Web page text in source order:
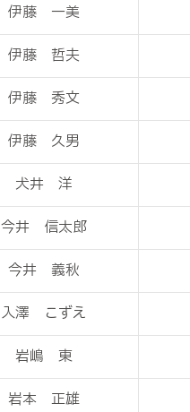
伊藤 一美
伊藤 哲夫
伊藤 秀文
伊藤 久男
犬井 洋
今井 信太郎
今井 義秋
入澤 こずえ
岩嶋 東
岩本 正雄